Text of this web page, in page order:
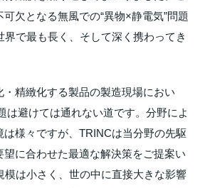
欠となる無風での“異物×静電気”問題
で最も長く、そして深く携わってき
・精緻化する製品の製造現場におい
は避けては通れない道です。分野によ
は様々ですが、TRINCは当分野の先駆
に合わせた最適な解決策をご提案い
模は小さく、世の中に直接大きな影響